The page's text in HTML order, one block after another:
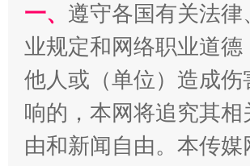
习近平的博鳌关键词
一、 遵守各国有关法
业规定和网络职业道
他人或（单位）造成
响的，本网将追究其
由和新闻自由。本传